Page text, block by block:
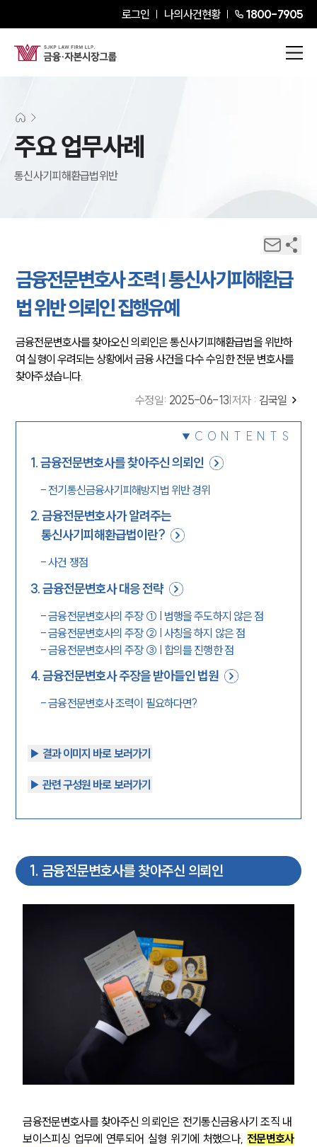
로그인 나의사건현황 1800-7905
주요 업무사례
통신사기피해환급법위반
금융전문변호사 조력 | 통신사기피해환급
법 위반 의뢰인 집행유예
금융전문변호사를 찾아오신 의뢰인은 통신사기피해환급법을 위반하
여 실형이 우려되는 상황에서 금융 사건을 다수 수임한 전문 변호사를
찾아주셨습니다.
수정일: 2025-06-13 저자 : 김국일
CONTENTS
1.금융전문변호사를 찾아주신 의뢰인
- 전기통신금융사기피해방지법 위반 경위
2.금융전문변호사가 알려주는
통신사기피해환급법이란?
-사건 쟁점
3.금융전문변호사 대응 전략
-금융전문변호사의 주장 ① | 범행을 주도하지 않은 점
-금융전문변호사의 주장 ② | 사칭을 하지 않은 점
-금융전문변호사의 주장 ③ | 합의를 진행한 점
4.금융전문변호사 주장을 받아들인 법원
-금융전문변호사 조력이 필요하다면?
▶︎ 결과 이미지 바로 보러가기
▶︎ 관련 구성원 바로 보러가기
1. 금융전문변호사를 찾아주신 의뢰인
금융전문변호사를 찾아주신 의뢰인은 전기통신금융사기 조직 내
보이스피싱 업무에 연루되어 실형 위기에 처했으나, 전문변호사